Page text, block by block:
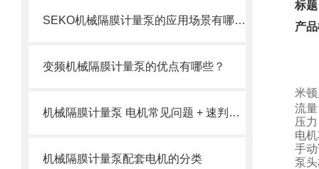
SEKO机械隔膜计量泵的应用场景有哪些？
变频机械隔膜计量泵的优点有哪些？
机械隔膜计量泵 电机常见问题 + 速判速修
机械隔膜计量泵配套电机的分类
标
产
米
流
压
电
手
泵